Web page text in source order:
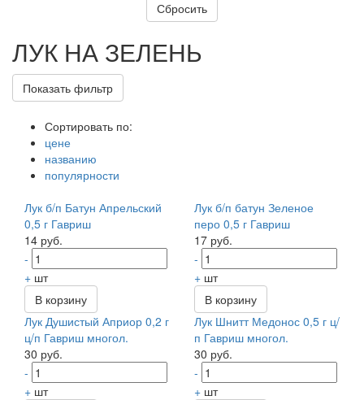
ЛУК НА ЗЕЛЕНЬ
Показать фильтр
Сортировать по:
цене
названию
популярности
Лук б/п Батун Апрельский
0,5 г Гавриш
14 руб.
-
+ шт
В корзину
Лук б/п батун Зеленое
перо 0,5 г Гавриш
17 руб.
-
+ шт
В корзину
Лук Душистый Априор 0,2 г
ц/п Гавриш многол.
30 руб.
-
+ шт
Лук Шнитт Медонос 0,5 г ц/
п Гавриш многол.
30 руб.
-
+ шт